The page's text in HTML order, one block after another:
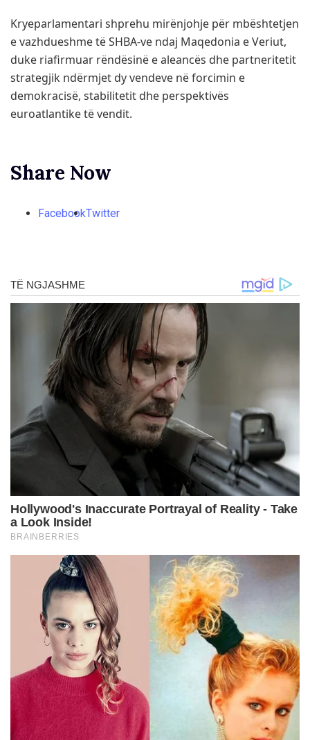
Kryeparlamentari shprehu mirënjohje për mbështetjen
e vazhdueshme të SHBA-ve ndaj Maqedonia e Veriut,
duke riafirmuar rëndësinë e aleancës dhe partneritetit
strategjik ndërmjet dy vendeve në forcimin e
demokracisë, stabilitetit dhe perspektivës
euroatlantike të vendit.
Share Now
FacebookTwitter